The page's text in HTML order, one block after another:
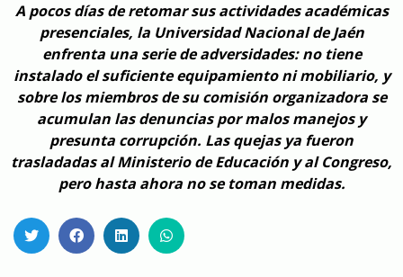
A pocos días de retomar sus actividades académicas
presenciales, la Universidad Nacional de Jaén
enfrenta una serie de adversidades: no tiene
instalado el suficiente equipamiento ni mobiliario, y
sobre los miembros de su comisión organizadora se
acumulan las denuncias por malos manejos y
presunta corrupción. Las quejas ya fueron
trasladadas al Ministerio de Educación y al Congreso,
pero hasta ahora no se toman medidas.